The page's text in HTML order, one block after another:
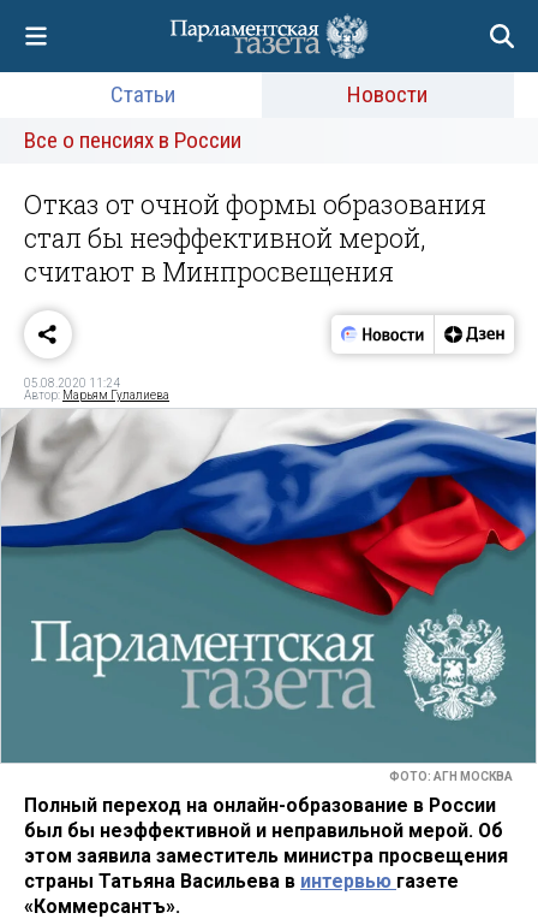
Статьи
Новости
Все о пенсиях в России
Отказ от очной формы образования
стал бы неэффективной мерой,
считают в Минпросвещения
05.08.2020 11:24
Автор: Марьям Гулалиева
ФОТО: АГН МОСКВА
Полный переход на онлайн-образование в России
был бы неэффективной и неправильной мерой. Об
этом заявила заместитель министра просвещения
страны Татьяна Васильева в интервью газете
«Коммерсантъ».